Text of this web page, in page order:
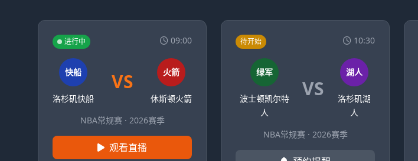
进行中 09:00
快船
洛杉矶快船
VS 火箭
休斯顿火箭
NBA常规赛 · 2026赛季
观看直播
待开始 10:30
绿军
波士顿凯尔特
人
VS
湖人
洛杉矶湖
人
NBA常规赛 · 2026赛季